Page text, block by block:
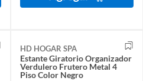
HD HOGAR SPA
Estante Giratorio Organizador
Verdulero Frutero Metal 4
Piso Color Negro